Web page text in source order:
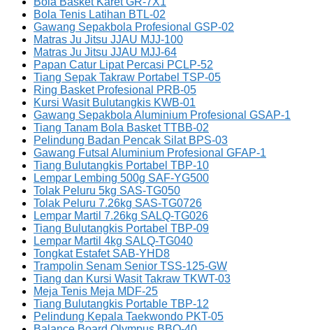
Bola Tenis Latihan BTL-02
Gawang Sepakbola Profesional GSP-02
Matras Ju Jitsu JJAU MJJ-100
Matras Ju Jitsu JJAU MJJ-64
Papan Catur Lipat Percasi PCLP-52
Tiang Sepak Takraw Portabel TSP-05
Ring Basket Profesional PRB-05
Kursi Wasit Bulutangkis KWB-01
Gawang Sepakbola Aluminium Profesional GSAP-1
Tiang Tanam Bola Basket TTBB-02
Pelindung Badan Pencak Silat BPS-03
Gawang Futsal Aluminium Profesional GFAP-1
Tiang Bulutangkis Portabel TBP-10
Lempar Lembing 500g SAF-YG500
Tolak Peluru 5kg SAS-TG050
Tolak Peluru 7.26kg SAS-TG0726
Lempar Martil 7.26kg SALQ-TG026
Tiang Bulutangkis Portabel TBP-09
Lempar Martil 4kg SALQ-TG040
Tongkat Estafet SAB-YHD8
Trampolin Senam Senior TSS-125-GW
Tiang dan Kursi Wasit Takraw TKWT-03
Meja Tenis Meja MDF-25
Tiang Bulutangkis Portable TBP-12
Pelindung Kepala Taekwondo PKT-05